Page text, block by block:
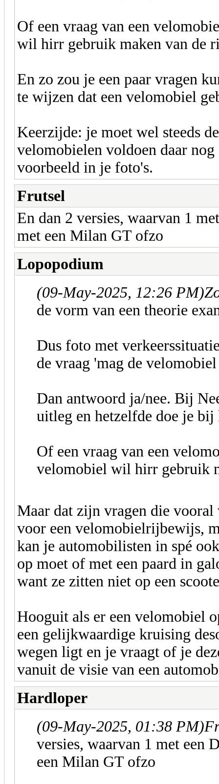
Of een vraag van een
wil hirr gebruik maken van de
En zo zou je een paar vragen
te wijzen dat een velomobiel
Keerzijde: je moet wel steeds
velomobielen voldoen daar
voorbeeld in je foto's.
Frutsel
En dan 2 versies, waarvan 1
met een Milan GT ofzo
Lopopodium
(09-May-2025, 12:26 PM)
de vorm van een theorie
Dus foto met
de vraag 'mag de
Dan antwoord ja/nee. Bij
uitleg en hetzelfde doe je bij
Of een vraag van een
velomobiel wil hirr gebruik
Maar dat zijn vragen die
voor een velomobielrijbewijs,
kan je automobilisten in spé
op moet of met een paard in
want ze zitten niet op een
Hooguit als er een velomobiel
een gelijkwaardige kruising
wegen ligt en je vraagt of je
vanuit de visie van een
Hardloper
(09-May-2025, 01:38 PM)
versies, waarvan 1 met een
een Milan GT ofzo